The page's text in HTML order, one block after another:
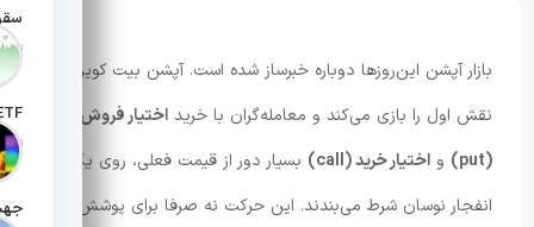
تاریخ
تاریخ
بازار آپشن این‌روزها دوباره خبرساز شده است. آپشن بیت کوین
نقش اول را بازی می‌کند و معامله‌گران با خرید اختیار فروش
(put)
و اختیار خرید (call)
بسیار دور از قیمت فعلی، روی یک
انفجار نوسان شرط می‌بندند. این حرکت نه صرفا برای پوشش